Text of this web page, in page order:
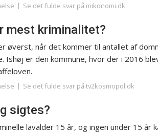
Se det fulde svar på mikonomi.dk
mest kriminalitet?
øverst, når det kommer til antallet af
Ishøj er den kommune, hvor der i 2016
Se det fulde svar på tv2kosmopol.dk
sigtes?
lavalder 15 år, og ingen under 15